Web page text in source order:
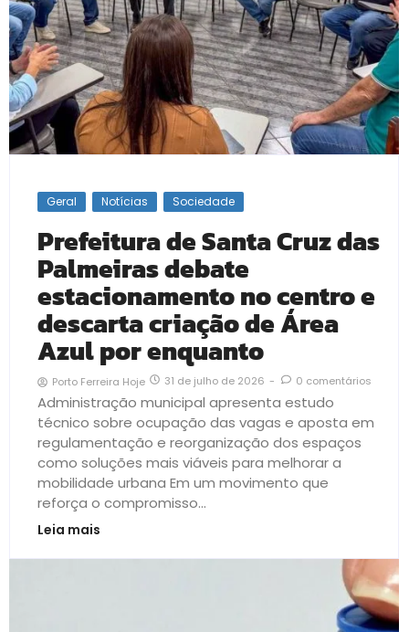
Geral Notícias Sociedade
Prefeitura de Santa Cruz das
Palmeiras debate
estacionamento no centro e
descarta criação de Área
Azul por enquanto
Porto Ferreira Hoje 31 de julho de 2026 - 0 comentários
Administração municipal apresenta estudo
técnico sobre ocupação das vagas e aposta em
regulamentação e reorganização dos espaços
como soluções mais viáveis para melhorar a
mobilidade urbana Em um movimento que
reforça o compromisso...
Leia mais